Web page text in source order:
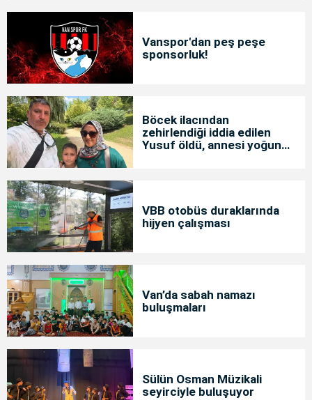
Vanspor'dan peş peşe
sponsorluk!
Böcek ilacından
zehirlendiği iddia edilen
Yusuf öldü, annesi yoğun
VBB otobüs duraklarında
hijyen çalışması
Van’da sabah namazı
buluşmaları
Sülün Osman Müzikali
seyirciyle buluşuyor